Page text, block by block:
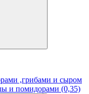
,грибами и сыром
и помидорами (0,35)